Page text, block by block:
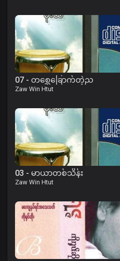
07 - တစ္ဆေခြောက်တဲ့ည
Zaw Win Htut
03 - မာယာတစ်သိန်း
Zaw Win Htut